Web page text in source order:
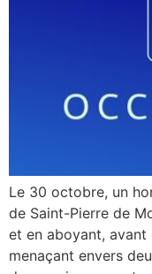
Le 30 octobre, un
de Saint-Pierre de
et en aboyant,
menaçant envers